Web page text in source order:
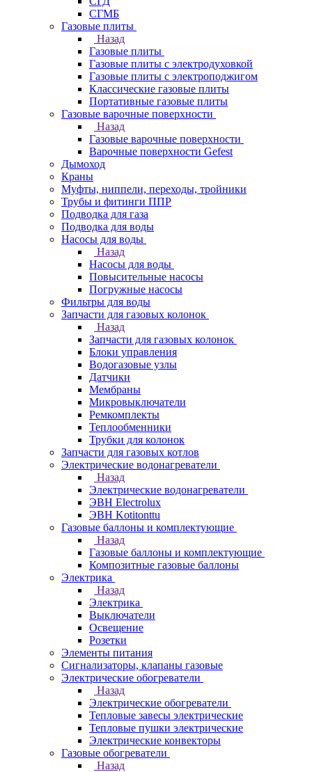
СГМБ
Газовые плиты
Назад
Газовые плиты
Газовые плиты с электродуховкой
Газовые плиты с электроподжигом
Классические газовые плиты
Портативные газовые плиты
Газовые варочные поверхности
Назад
Газовые варочные поверхности
Варочные поверхности Gefest
Дымоход
Краны
Муфты, ниппели, переходы, тройники
Трубы и фитинги ППР
Подводка для газа
Подводка для воды
Насосы для воды
Назад
Насосы для воды
Повысительные насосы
Погружные насосы
Фильтры для воды
Запчасти для газовых колонок
Назад
Запчасти для газовых колонок
Блоки управления
Водогазовые узлы
Датчики
Мембраны
Микровыключатели
Ремкомплекты
Теплообменники
Трубки для колонок
Запчасти для газовых котлов
Электрические водонагреватели
Назад
Электрические водонагреватели
ЭВН Electrolux
ЭВН Kotitonttu
Газовые баллоны и комплектующие
Назад
Газовые баллоны и комплектующие
Композитные газовые баллоны
Электрика
Назад
Электрика
Выключатели
Освещение
Розетки
Элементы питания
Сигнализаторы, клапаны газовые
Электрические обогреватели
Назад
Электрические обогреватели
Тепловые завесы электрические
Тепловые пушки электрические
Электрические конвекторы
Газовые обогреватели
Назад